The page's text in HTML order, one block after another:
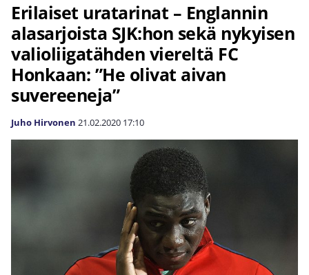
Erilaiset uratarinat – Englannin
alasarjoista SJK:hon sekä nykyisen
valioliigatähden viereltä FC
Honkaan: ”He olivat aivan
suvereeneja”
Juho Hirvonen 21.02.2020 17:10